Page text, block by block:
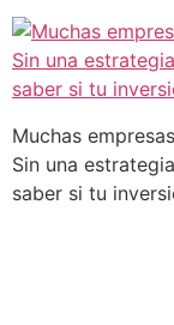
Muchas
Sin una
saber si tu